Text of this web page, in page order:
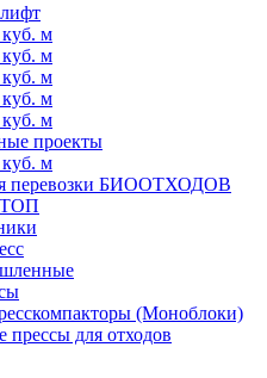
м
м
м
м
м
проекты
м
перевозки БИООТХОДОВ
(Моноблоки)
прессы для отходов